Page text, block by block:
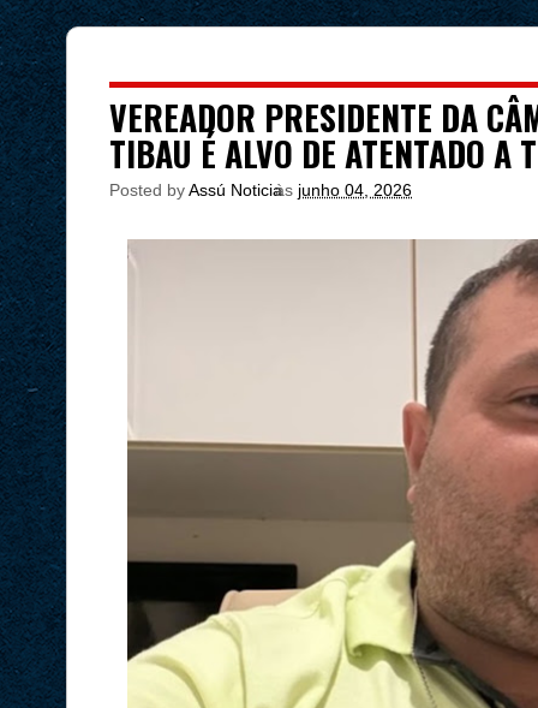
VEREADOR PRESIDENTE DA
TIBAU É ALVO DE ATENTADO A
Posted byAssú Noticia
às junho 04, 2026